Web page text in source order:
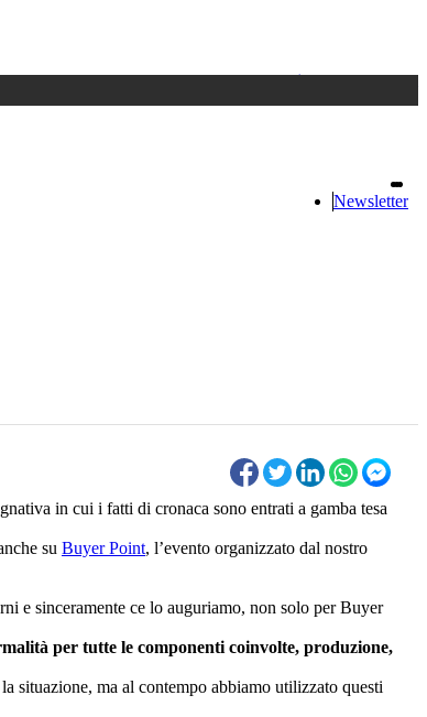
Accedioppure registrati
Newsletter
in cui i fatti di cronaca sono entrati a gamba tesa
su Buyer Point, l’evento organizzato dal nostro
e sinceramente ce lo auguriamo, non solo per Buyer
per tutte le componenti coinvolte, produzione,
situazione, ma al contempo abbiamo utilizzato questi